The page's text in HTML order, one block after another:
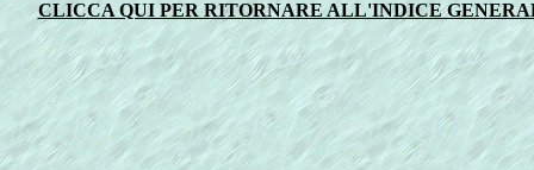
CLICCA QUI PER RITORNARE ALL'INDICE